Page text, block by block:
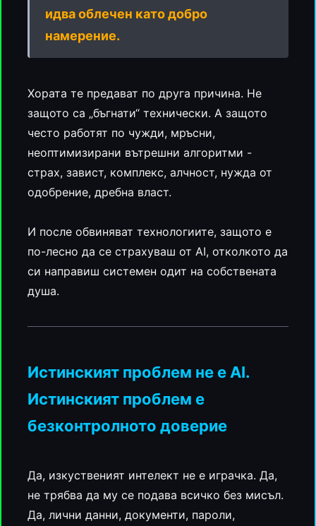
идва облечен като добро
намерение.
Хората те предават по друга причина. Не
защото са „бъгнати“ технически. А защото
често работят по чужди, мръсни,
неоптимизирани вътрешни алгоритми -
страх, завист, комплекс, алчност, нужда от
одобрение, дребна власт.
И после обвиняват технологиите, защото е
по-лесно да се страхуваш от AI, отколкото да
си направиш системен одит на собствената
душа.
Истинският проблем не е AI.
Истинският проблем е
безконтролното доверие
Да, изкуственият интелект не е играчка. Да,
не трябва да му се подава всичко без мисъл.
Да, лични данни, документи, пароли,